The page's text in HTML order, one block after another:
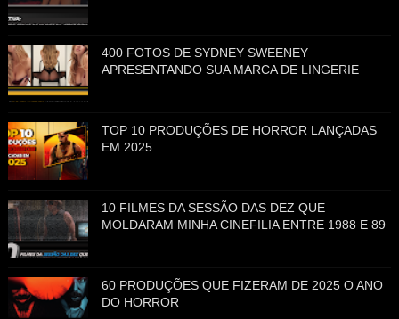
400 FOTOS DE SYDNEY SWEENEY
APRESENTANDO SUA MARCA DE LINGERIE
TOP 10 PRODUÇÕES DE HORROR LANÇADAS
EM 2025
10 FILMES DA SESSÃO DAS DEZ QUE
MOLDARAM MINHA CINEFILIA ENTRE 1988 E 89
60 PRODUÇÕES QUE FIZERAM DE 2025 O ANO
DO HORROR